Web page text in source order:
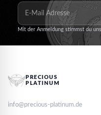
Mit der Anmeldung stimmst du
PRECIOUS
PLATINUM
info@precious-platinum.de